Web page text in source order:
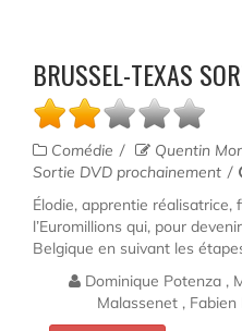
BRUSSEL-TEXAS
Comédie
Quentin
Sortie DVD prochainement
Élodie, apprentie réalisatrice,
l’Euromillions qui, pour
Belgique en suivant les
Dominique Potenza ,
Malassenet ,